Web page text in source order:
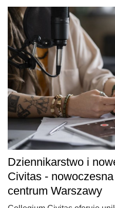
Dziennikarstwo i
Civitas -
centrum Warszawy